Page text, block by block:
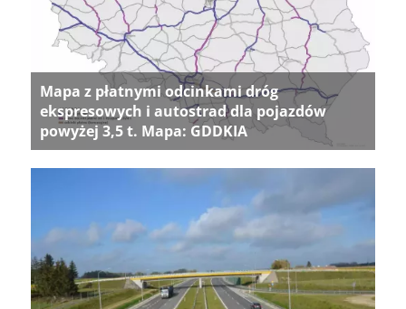
Mapa z płatnymi odcinkami dróg
ekspresowych i autostrad dla pojazdów
powyżej 3,5 t. Mapa: GDDKIA